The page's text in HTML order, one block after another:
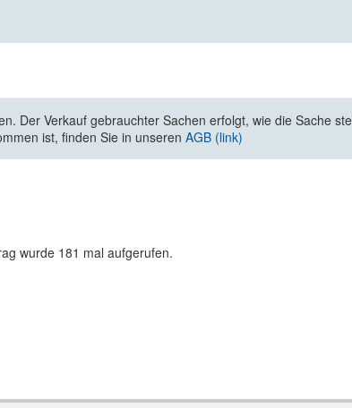
Der Verkauf gebrauchter Sachen erfolgt, wie die Sache
ist, finden Sie in unseren AGB (link)
wurde 181 mal aufgerufen.